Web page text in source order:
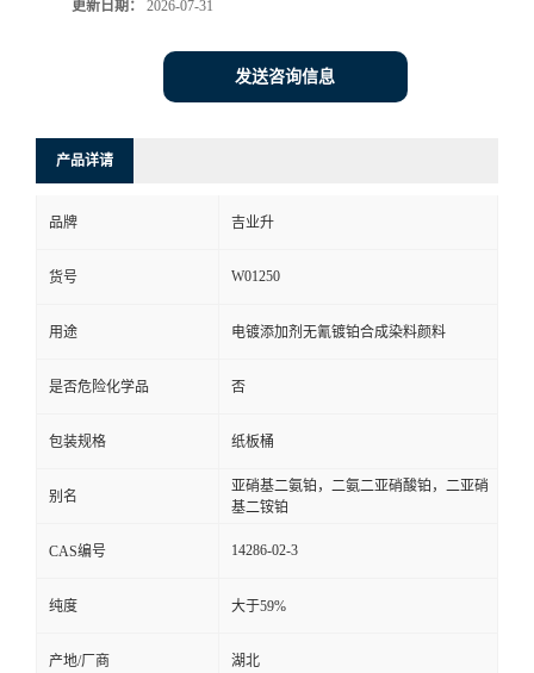
更新日期： 2026-07-31
发送咨询信息
产品详请
品牌 吉业升
货号 W01250
用途 电镀添加剂无氰镀铂合成染料颜料
是否危险化学品 否
包装规格 纸板桶
别名
亚硝基二氨铂，二氨二亚硝酸铂，二亚硝
基二铵铂
CAS编号 14286-02-3
纯度 大于59%
产地/厂商 湖北